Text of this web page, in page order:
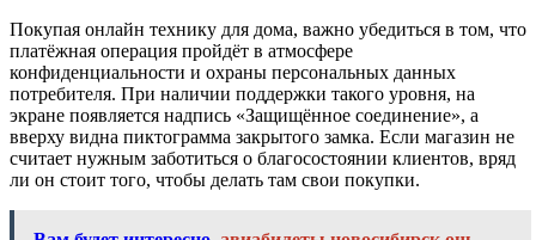
Покупая онлайн технику для дома, важно убедиться в том, что
платёжная операция пройдёт в атмосфере
конфиденциальности и охраны персональных данных
потребителя. При наличии поддержки такого уровня, на
экране появляется надпись «Защищённое соединение», а
вверху видна пиктограмма закрытого замка. Если магазин не
считает нужным заботиться о благосостоянии клиентов, вряд
ли он стоит того, чтобы делать там свои покупки.